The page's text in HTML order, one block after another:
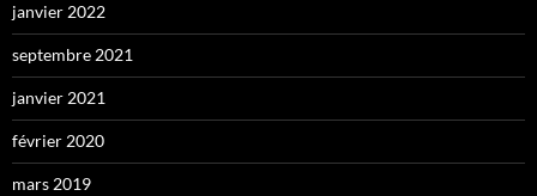
janvier 2022
septembre 2021
janvier 2021
février 2020
mars 2019